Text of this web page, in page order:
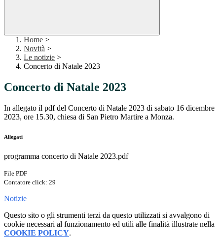
Home >
Novità >
Le notizie >
Concerto di Natale 2023
Concerto di Natale 2023
In allegato il pdf del Concerto di Natale 2023 di sabato 16 dicembre
2023, ore 15.30, chiesa di San Pietro Martire a Monza.
Allegati
programma concerto di Natale 2023.pdf
File PDF
Contatore click: 29
Notizie
Questo sito o gli strumenti terzi da questo utilizzati si avvalgono di
cookie necessari al funzionamento ed utili alle finalità illustrate nella
COOKIE POLICY.